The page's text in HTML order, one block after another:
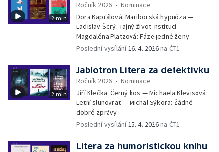
2 min
Ročník 2026 •Nominace
Dora Kaprálová: Mariborská hypnóza —
Ladislav Šerý: Tajný život institucí —
Magdaléna Platzová: Fáze jedné ženy
Poslední vysílání16. 4. 2026na ČT1
2 min
Jablotron Litera za detektivku
Ročník 2026 •Nominace
Jiří Klečka: Černý kos — Michaela Klevisová:
Letní slunovrat — Michal Sýkora: Žádné
dobré zprávy
Poslední vysílání15. 4. 2026na ČT1
Litera za humoristickou knihu